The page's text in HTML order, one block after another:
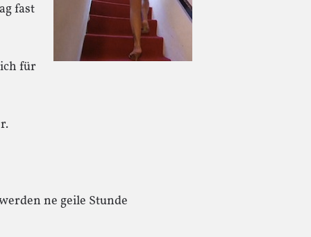
fast
für
ne geile Stunde